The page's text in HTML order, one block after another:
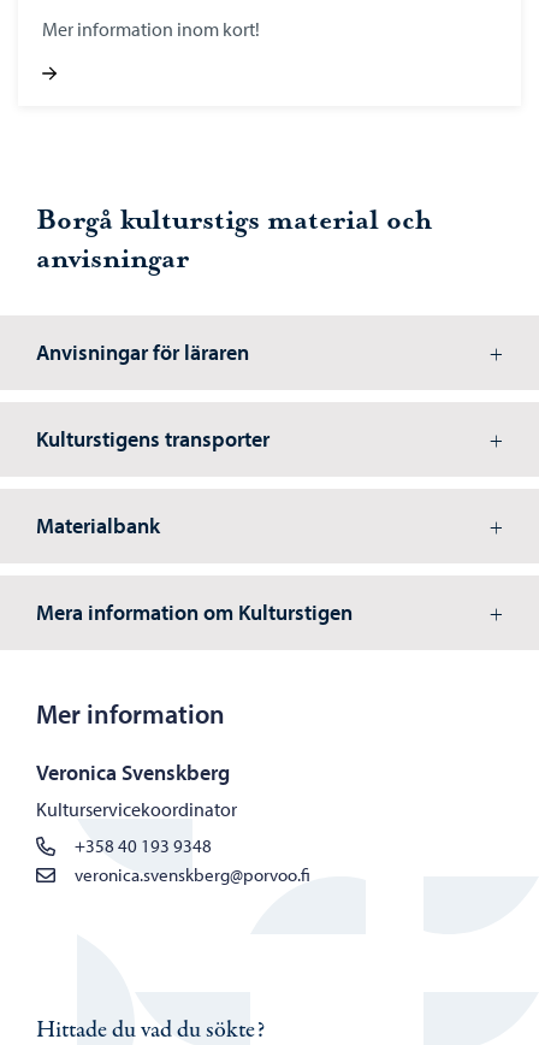
Mer information inom kort!
Borgå kulturstigs material och
anvisningar
Anvisningar för läraren
Kulturstigens transporter
Materialbank
Mera information om Kulturstigen
Mer information
Veronica Svenskberg
Kulturservicekoordinator
+358 40 193 9348
veronica.svenskberg@porvoo.fi
Hittade du vad du sökte?